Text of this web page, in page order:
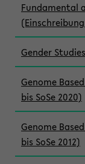
Fundamental
Gender
Genome
bis SoSe 2020)
Genome
bis SoSe 2012)